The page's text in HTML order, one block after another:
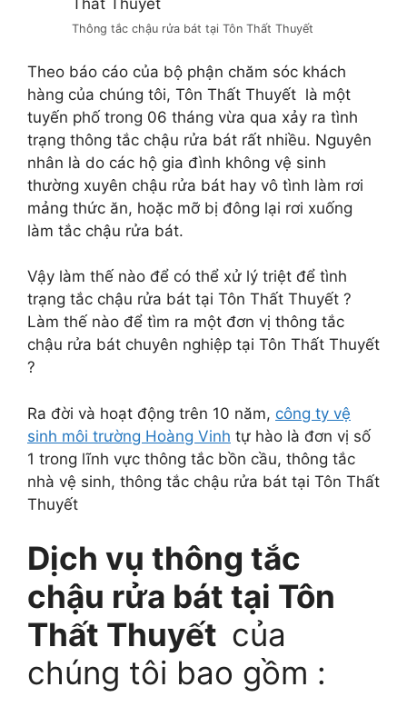
Thông tắc chậu rửa bát tại Tôn Thất Thuyết
Theo báo cáo của bộ phận chăm sóc khách
hàng của chúng tôi, Tôn Thất Thuyết là một
tuyến phố trong 06 tháng vừa qua xảy ra tình
trạng thông tắc chậu rửa bát rất nhiều. Nguyên
nhân là do các hộ gia đình không vệ sinh
thường xuyên chậu rửa bát hay vô tình làm rơi
mảng thức ăn, hoặc mỡ bị đông lại rơi xuống
làm tắc chậu rửa bát.
Vậy làm thế nào để có thể xử lý triệt để tình
trạng tắc chậu rửa bát tại Tôn Thất Thuyết ?
Làm thế nào để tìm ra một đơn vị thông tắc
chậu rửa bát chuyên nghiệp tại Tôn Thất Thuyết
?
Ra đời và hoạt động trên 10 năm, công ty vệ
sinh môi trường Hoàng Vinh tự hào là đơn vị số
1 trong lĩnh vực thông tắc bồn cầu, thông tắc
nhà vệ sinh, thông tắc chậu rửa bát tại Tôn Thất
Thuyết
Dịch vụ thông tắc
chậu rửa bát tại Tôn
Thất Thuyết của
chúng tôi bao gồm :